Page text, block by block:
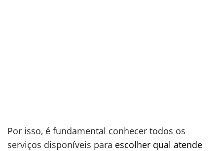
Por isso, é fundamental conhecer todos os
serviços disponíveis para escolher qual atende